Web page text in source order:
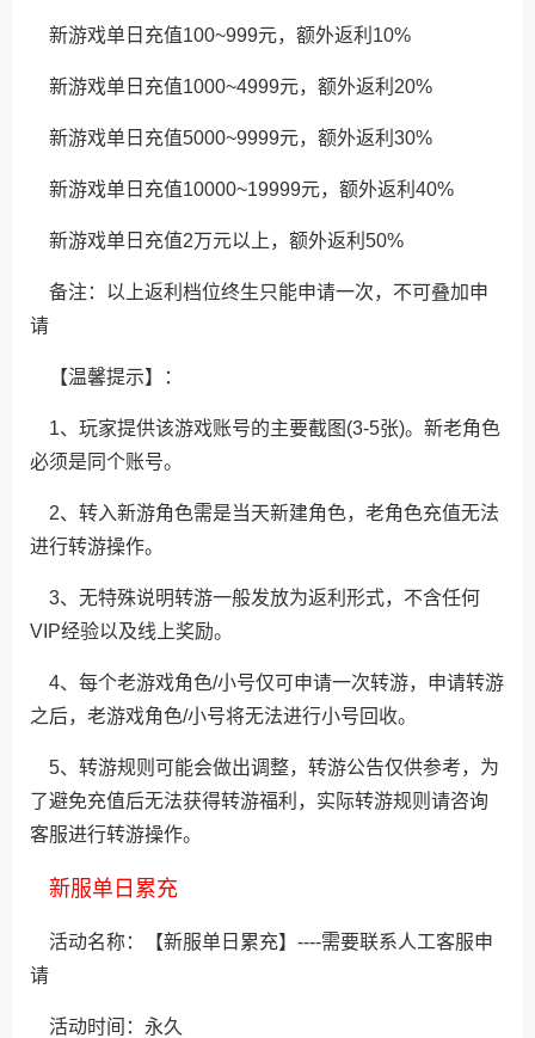
新游戏单日充值100~999元，额外返利10%
新游戏单日充值1000~4999元，额外返利20%
新游戏单日充值5000~9999元，额外返利30%
新游戏单日充值10000~19999元，额外返利40%
新游戏单日充值2万元以上，额外返利50%
备注：以上返利档位终生只能申请一次，不可叠加申
请
【温馨提示】：
1、玩家提供该游戏账号的主要截图(3-5张)。新老角色
必须是同个账号。
2、转入新游角色需是当天新建角色，老角色充值无法
进行转游操作。
3、无特殊说明转游一般发放为返利形式，不含任何
VIP经验以及线上奖励。
4、每个老游戏角色/小号仅可申请一次转游，申请转游
之后，老游戏角色/小号将无法进行小号回收。
5、转游规则可能会做出调整，转游公告仅供参考，为
了避免充值后无法获得转游福利，实际转游规则请咨询
客服进行转游操作。
新服单日累充
活动名称：【新服单日累充】----需要联系人工客服申
请
活动时间：永久